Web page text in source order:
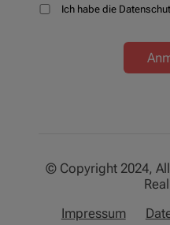
Ich habe die
© Copyright 2024,
Impressum